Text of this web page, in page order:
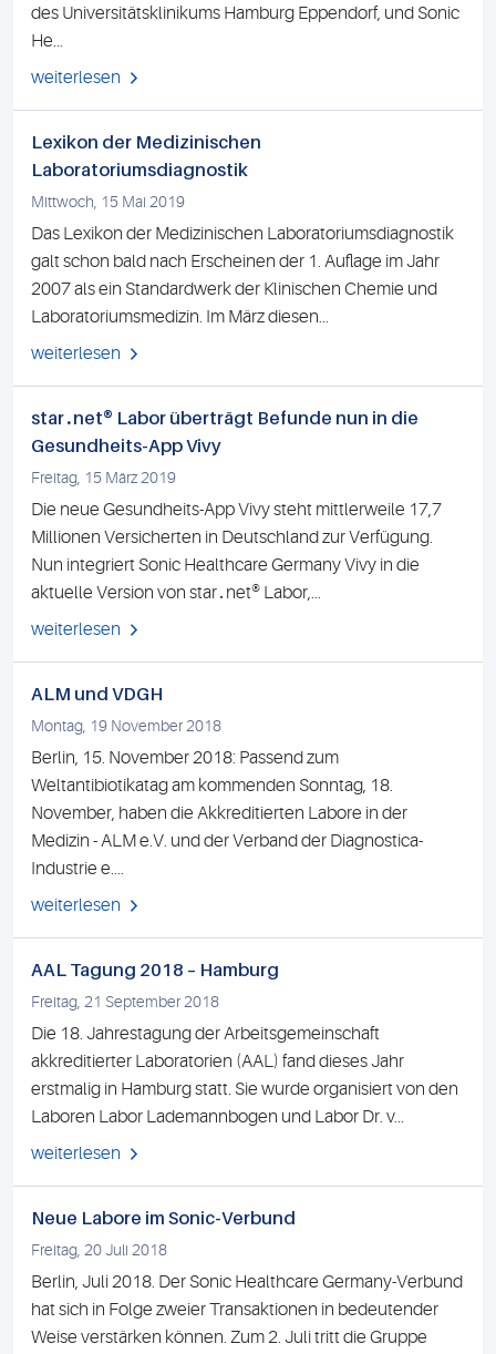
des Universitätsklinikums Hamburg Eppendorf, und Sonic
He...
weiterlesen
Lexikon der Medizinischen
Laboratoriumsdiagnostik
Mittwoch, 15 Mai 2019
Das Lexikon der Medizinischen Laboratoriumsdiagnostik
galt schon bald nach Erscheinen der 1. Auflage im Jahr
2007 als ein Standardwerk der Klinischen Chemie und
Laboratoriumsmedizin. Im März diesen...
weiterlesen
star․net® Labor überträgt Befunde nun in die
Gesundheits-App Vivy
Freitag, 15 März 2019
Die neue Gesundheits-App Vivy steht mittlerweile 17,7
Millionen Versicherten in Deutschland zur Verfügung.
Nun integriert Sonic Healthcare Germany Vivy in die
aktuelle Version von star․net® Labor,...
weiterlesen
ALM und VDGH
Montag, 19 November 2018
Berlin, 15. November 2018: Passend zum
Weltantibiotikatag am kommenden Sonntag, 18.
November, haben die Akkreditierten Labore in der
Medizin - ALM e.V. und der Verband der Diagnostica-
Industrie e....
weiterlesen
AAL Tagung 2018 – Hamburg
Freitag, 21 September 2018
Die 18. Jahrestagung der Arbeitsgemeinschaft
akkreditierter Laboratorien (AAL) fand dieses Jahr
erstmalig in Hamburg statt. Sie wurde organisiert von den
Laboren Labor Lademannbogen und Labor Dr. v...
weiterlesen
Neue Labore im Sonic-Verbund
Freitag, 20 Juli 2018
Berlin, Juli 2018. Der Sonic Healthcare Germany-Verbund
hat sich in Folge zweier Transaktionen in bedeutender
Weise verstärken können. Zum 2. Juli tritt die Gruppe